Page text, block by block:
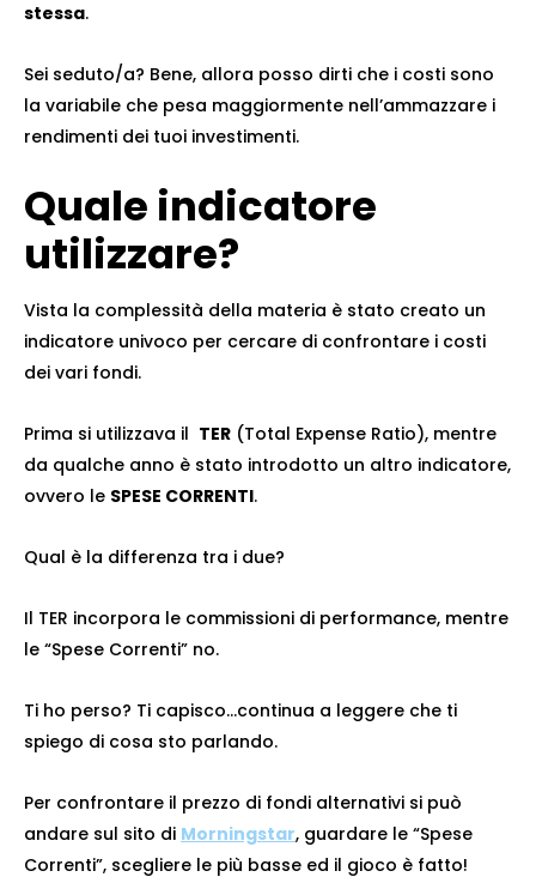
stessa.
Sei seduto/a? Bene, allora posso dirti che i costi sono
la variabile che pesa maggiormente nell’ammazzare i
rendimenti dei tuoi investimenti.
Quale indicatore
utilizzare?
Vista la complessità della materia è stato creato un
indicatore univoco per cercare di confrontare i costi
dei vari fondi.
Prima si utilizzava il TER (Total Expense Ratio), mentre
da qualche anno è stato introdotto un altro indicatore,
ovvero le SPESE CORRENTI.
Qual è la differenza tra i due?
Il TER incorpora le commissioni di performance, mentre
le “Spese Correnti” no.
Ti ho perso? Ti capisco…continua a leggere che ti
spiego di cosa sto parlando.
Per confrontare il prezzo di fondi alternativi si può
andare sul sito di Morningstar, guardare le “Spese
Correnti”, scegliere le più basse ed il gioco è fatto!